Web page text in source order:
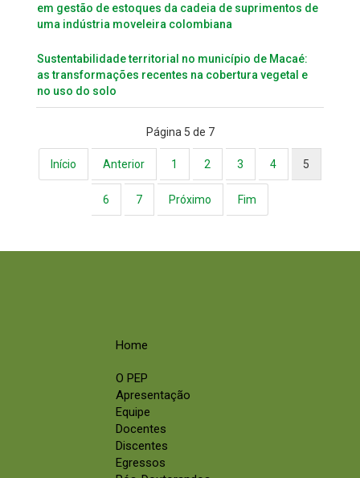
em gestão de estoques da cadeia de suprimentos de
uma indústria moveleira colombiana
Sustentabilidade territorial no município de Macaé:
as transformações recentes na cobertura vegetal e
no uso do solo
Página 5 de 7
Início Anterior 1 2 3 4 5
6 7 Próximo Fim
Home
O PEP
Apresentação
Equipe
Docentes
Discentes
Egressos